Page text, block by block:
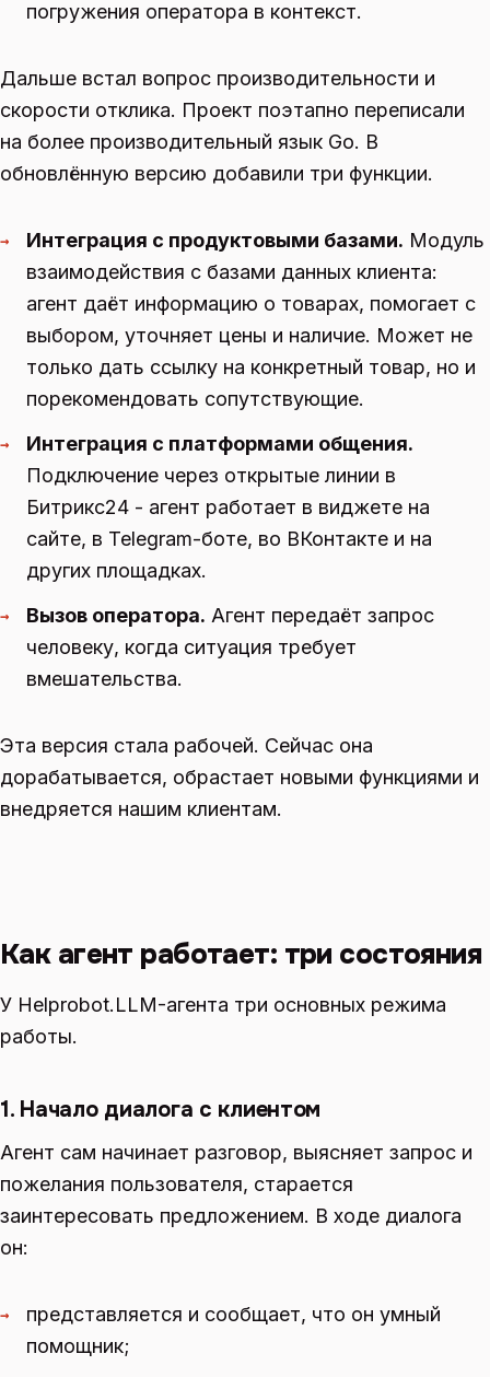
погружения оператора в контекст.
Дальше встал вопрос производительности и
скорости отклика. Проект поэтапно переписали
на более производительный язык Go. В
обновлённую версию добавили три функции.
→ Интеграция с продуктовыми базами. Модуль
взаимодействия с базами данных клиента:
агент даёт информацию о товарах, помогает с
выбором, уточняет цены и наличие. Может не
только дать ссылку на конкретный товар, но и
порекомендовать сопутствующие.
→
Интеграция с платформами общения.
Подключение через открытые линии в
Битрикс24 - агент работает в виджете на
сайте, в Telegram-боте, во ВКонтакте и на
других площадках.
→ Вызов оператора. Агент передаёт запрос
человеку, когда ситуация требует
вмешательства.
Эта версия стала рабочей. Сейчас она
дорабатывается, обрастает новыми функциями и
внедряется нашим клиентам.
Как агент работает: три состояния
У Helprobot.LLM-агента три основных режима
работы.
1. Начало диалога с клиентом
Агент сам начинает разговор, выясняет запрос и
пожелания пользователя, старается
заинтересовать предложением. В ходе диалога
он:
→
представляется и сообщает, что он умный
помощник;